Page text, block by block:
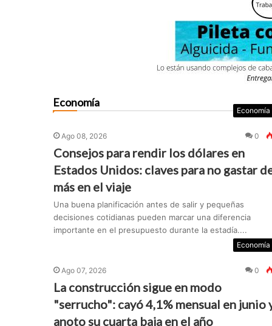
Economía
Economía
Ago 08, 2026 0
Consejos para rendir los dólares en
Estados Unidos: claves para no gastar
más en el viaje
Una buena planificación antes de salir y pequeñas
decisiones cotidianas pueden marcar una diferencia
importante en el presupuesto durante la estadía....
Economía
Ago 07, 2026 0
La construcción sigue en modo
"serrucho": cayó 4,1% mensual en junio
anoto su cuarta baja en el año